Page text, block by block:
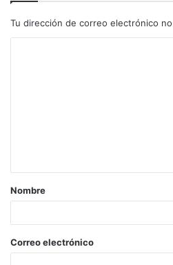
Tu dirección de correo electrónico
Nombre
Correo electrónico